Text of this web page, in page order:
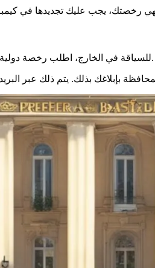
للسياقة في الخارج، اطلب رخصة دولية في كيمبر. يمكنك حينها القيادة في العديد من البلدان.